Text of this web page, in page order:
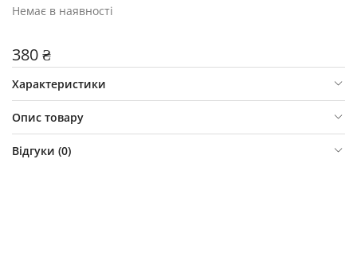
Немає в наявності
380 ₴
Характеристики
Опис товару
Відгуки (0)